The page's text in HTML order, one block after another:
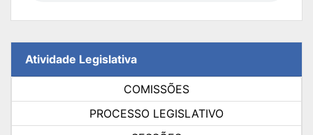
Atividade Legislativa
COMISSÕES
PROCESSO LEGISLATIVO